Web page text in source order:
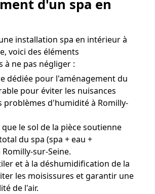
d'un spa en
installation spa en intérieur à
voici des éléments
à ne pas négliger :
dédiée pour l'aménagement du
pour éviter les nuisances
problèmes d'humidité à Romilly-
le sol de la pièce soutienne
du spa (spa + eau +
sur-Seine.
et à la déshumidification de la
les moisissures et garantir une
de l'air.